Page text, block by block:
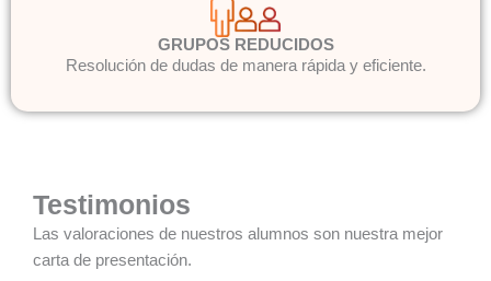
GRUPOS REDUCIDOS
Resolución de dudas de manera rápida y eficiente.
Testimonios
Las valoraciones de nuestros alumnos son nuestra mejor
carta de presentación.